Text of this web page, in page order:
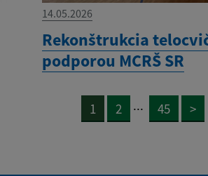
14.05.2026
Rekonštrukcia
podporou MCRŠ SR
1 2 ... 45 >